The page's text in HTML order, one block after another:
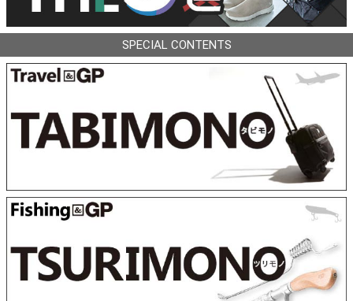
SPECIAL CONTENTS